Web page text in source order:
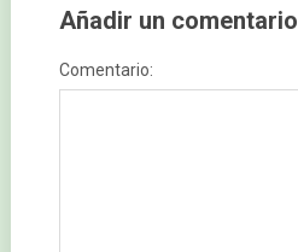
Añadir un comentario
Comentario: